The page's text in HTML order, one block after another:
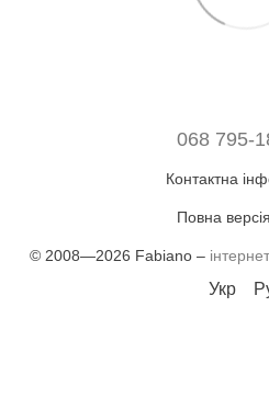
068 795-
Контактна
Повна
© 2008—2026 Fabiano –
Укр